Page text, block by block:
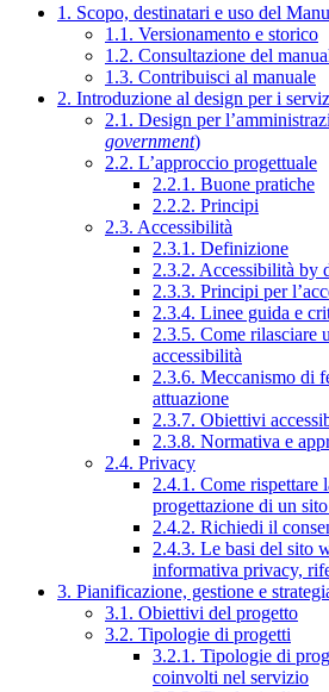
1. Scopo, destinatari e uso del
1.1. Versionamento e storico
1.2. Consultazione del
1.3. Contribuisci al manuale
2. Introduzione al design per i
2.1. Design per
government)
2.2. L’approccio progettuale
2.2.1. Buone pratiche
2.2.2. Principi
2.3. Accessibilità
2.3.1. Definizione
2.3.2. Accessibilità by
2.3.3. Principi per
2.3.4. Linee guida e
2.3.5. Come rilasciare
accessibilità
2.3.6. Meccanismo di
attuazione
2.3.7. Obiettivi
2.3.8. Normativa e
2.4. Privacy
2.4.1. Come rispettare
progettazione di un
2.4.2. Richiedi il
2.4.3. Le basi del sito
informativa privacy,
3. Pianificazione, gestione e
3.1. Obiettivi del progetto
3.2. Tipologie di progetti
3.2.1. Tipologie di
coinvolti nel servizio